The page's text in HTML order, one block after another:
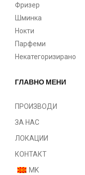
Фризер
Шминка
Нокти
Парфеми
Некатегоризирано
ГЛАВНО МЕНИ
ПРОИЗВОДИ
ЗА НАС
ЛОКАЦИИ
КОНТАКТ
MK